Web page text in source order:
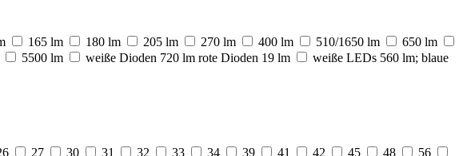
165 lm 180 lm 205 lm 270 lm 400 lm 510/1650 lm
650 lm
5500 lm weiße Dioden 720 lm rote Dioden 19 lm
weiße LEDs 560 lm; blaue
27 30 31 32 33 34 39 41 42 45 48
56